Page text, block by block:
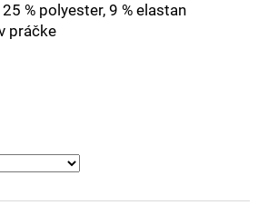
25 % polyester, 9 % elastan
práčke